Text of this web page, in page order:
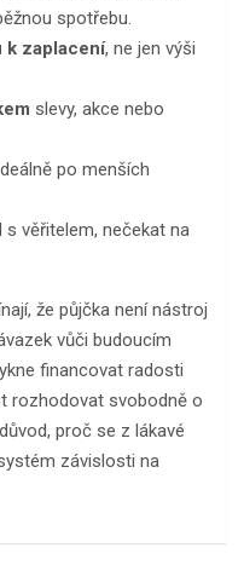
spotřebu.
k zaplacení, ne jen výši
slevy, akce nebo
po menších
s věřitelem, nečekat na
že půjčka není nástroj
vůči budoucím
financovat radosti
rozhodovat svobodně o
proč se z lákavé
závislosti na